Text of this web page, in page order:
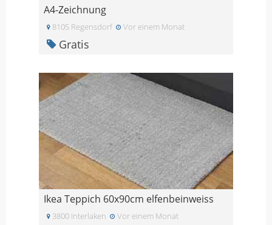
A4-Zeichnung
8105 Regensdorf Vor einem Monat
Gratis
Ikea Teppich 60x90cm elfenbeinweiss
3800 Interlaken Vor einem Monat